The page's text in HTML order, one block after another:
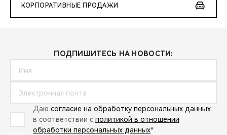
КОРПОРАТИВНЫЕ ПРОДАЖИ
ПОДПИШИТЕСЬ НА НОВОСТИ:
Даю согласие на обработку персональных данных
в соответствии с политикой в отношении
обработки персональных данных*